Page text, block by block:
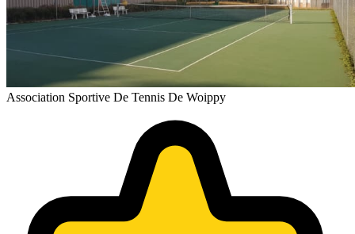
Association Sportive De Tennis De Woippy